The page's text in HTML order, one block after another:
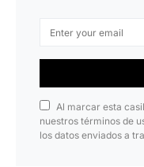
Al marcar esta
nuestros términos de
los datos enviados a